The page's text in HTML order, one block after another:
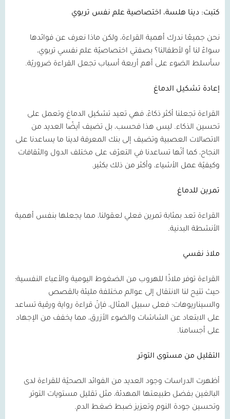
كتبت: دينا هلسة، اختصاصية علم نفس تربوي
نحن جميعًا ندرك أهمية القراءة، ولكن ماذا نعرف عن فوائدها
سواءً لنا أو لأطفالنا؟ بصفتي اختصاصيّة علم نفسي تربوي،
سأسلط الضوء على أهم أربعة أسباب تجعل القراءة ضروريّة.
إعادة تشكيل الدماغ
القراءة تجعلنا أكثر ذكاءً، فهي تعيد تشكيل الدماغ وتعمل على
تحسين الذكاء. ليس هذا فحسب، بل تضيف أيضًا العديد من
الاتصالات العصبية وتضيف إلى بنك المعرفة لدينا ما يساعدنا على
النجاح، كما أنّها تساعدنا في التعرّف على مختلف الدول والثقافات
وكيفيّة عمل الأشياء، وأكثر من ذلك بكثير.
تمرين للدماغ
القراءة تعد بمثابة تمرين فعلي لعقولنا، مما يجعلها بنفس أهمية
الأنشطة البدنية.
ملاذ نفسي
القراءة توفر ملاذًا للهروب من الضغوط اليومية والأعباء النفسية؛
حيث تتيح لنا الانتقال إلى عوالم مختلفة مليئة بالقصص
والسيناريوهات؛ فعلى سبيل المثال، فإنّ قراءة رواية ورقية تساعد
على الابتعاد عن الشاشات والضوء الأزرق، مما يخفف من الإجهاد
على أجسامنا.
التقليل من مستوى التوتر
أظهرت الدراسات وجود العديد من الفوائد الصحيّة للقراءة لدى
البالغين بفضل طبيعتها المهدئة، مثل تقليل مستويات التوتر
وتحسين جودة النوم وتعزيز ضبط ضغط الدم.